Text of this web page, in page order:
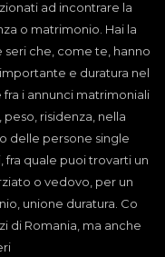
ad incontrare la
o matrimonio. Hai la
che, come te, hanno
e duratura nel
i annunci matrimoniali
risidenza, nella
delle persone single
quale puoi trovarti un
o vedovo, per un
unione duratura. Co
di Romania, ma anche